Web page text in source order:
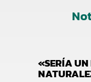
«SERÍA